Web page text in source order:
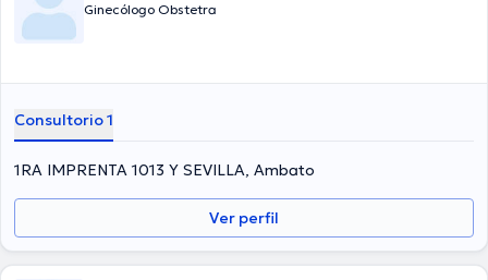
Ginecólogo Obstetra
Consultorio 1
1RA IMPRENTA 1013 Y SEVILLA, Ambato
Ver perfil